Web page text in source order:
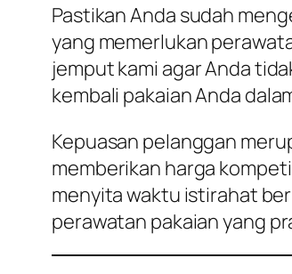
Pastikan Anda sudah
yang memerlukan
jemput kami agar Anda
kembali pakaian Anda
Kepuasan pelanggan
memberikan harga
menyita waktu istirahat
perawatan pakaian yang